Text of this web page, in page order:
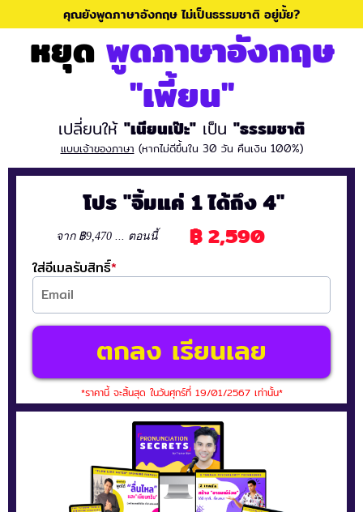
คุณยังพูดภาษาอังกฤษ ไม่เป็นธรรมชาติ อยู่มั้ย?
หยุด พูดภาษาอังกฤษ
"เพี้ยน"
เปลี่ยนให้ "เนียนเป๊ะ" เป็น "ธรรมชาติ
แบบเจ้าของภาษา (หากไม่ดีขึ้นใน 30 วัน คืนเงิน 100%)
โปร "จิ้มแค่ 1 ได้ถึง 4"
จาก ฿9,470 ... ตอนนี้ ฿ 2,590
ใส่อีเมลรับสิทธิ์*
ตกลง เรียนเลย
*ราคานี้ จะสิ้นสุด ในวันศุกร์ที่ 19/01/2567 เท่านั้น*